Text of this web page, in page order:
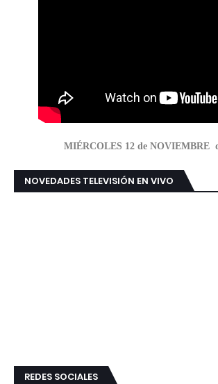
MIÉRCOLES 12 de NOVIEMBRE
NOVEDADES TELEVISIÓN EN VIVO
REDES SOCIALES